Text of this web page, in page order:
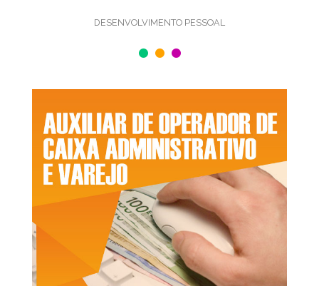
DESENVOLVIMENTO PESSOAL